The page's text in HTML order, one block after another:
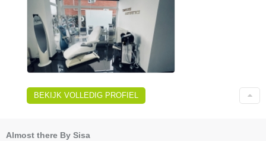
BEKIJK VOLLEDIG PROFIEL
Almost there By Sisa